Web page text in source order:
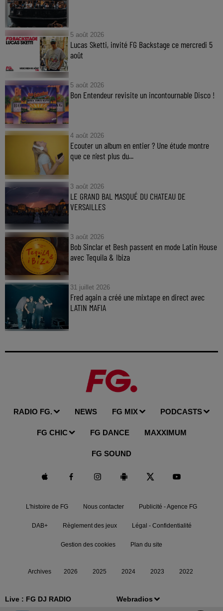
Live : FG DJ RADIO Webradios
5 août 2026
Lucas Sketti, invité FG Backstage ce mercredi 5
août
5 août 2026
Bon Entendeur revisite un incontournable Disco !
4 août 2026
Ecouter un album en entier ? Une étude montre
que ce n’est plus du...
3 août 2026
LE GRAND BAL MASQUÉ DU CHATEAU DE
VERSAILLES
3 août 2026
Bob Sinclar et Besh passent en mode Latin House
avec Tequila & Ibiza
31 juillet 2026
Fred again a créé une mixtape en direct avec
LATIN MAFIA
RADIO FG. NEWS FG MIX PODCASTS
FG CHIC FG DANCE MAXXIMUM
FG SOUND
L'histoire de FG Nous contacter Publicité - Agence FG
DAB+ Règlement des jeux Légal - Confidentialité
Gestion des cookies Plan du site
Archives 2026 2025 2024 2023 2022